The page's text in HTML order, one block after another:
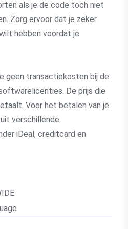
als je de code toch niet
Zorg ervoor dat je zeker
hebben voordat je
geen transactiekosten bij de
De prijs die
Voor het betalen van je
verschillende
iDeal, creditcard en